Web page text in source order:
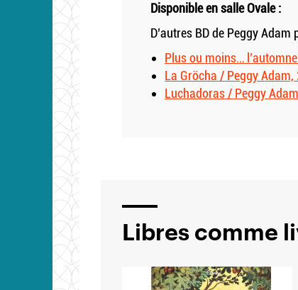
Disponible en salle Ovale :
D’autres BD de Peggy Adam
Plus ou moins…
La Gröcha / Peggy Adam,
Luchadoras / Peggy
Libres comme